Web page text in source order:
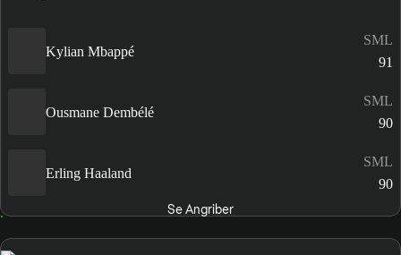
Kylian Mbappé
SML
91
Ousmane Dembélé
SML
90
Erling Haaland
SML
90
Se Angriber